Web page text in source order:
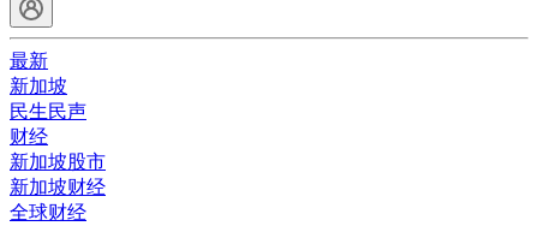
最新
新加坡
民生民声
财经
新加坡股市
新加坡财经
全球财经